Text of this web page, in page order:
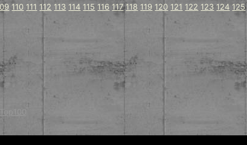
110 111 112 113 114 115 116 117 118 119 120 121 122 123 124 125